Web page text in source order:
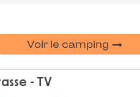
Voir le camping
- TV